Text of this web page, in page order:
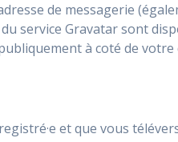
de messagerie
service Gravatar sont
à coté de votre
et que vous